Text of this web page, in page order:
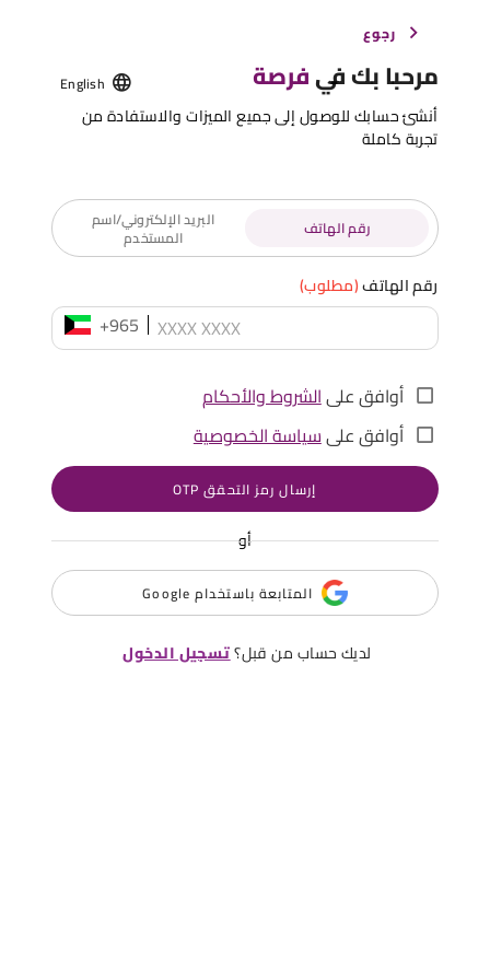
رجوع
مرحبا بك فيفرصة English
أنشئ حسابك للوصول إلى جميع الميزات والاستفادة من
تجربة كاملة
رقم الهاتف البريد الإلكتروني/اسم
المستخدم
رقم الهاتف(مطلوب)
+965
أوافق علىالشروط والأحكام
أوافق علىسياسة الخصوصية
إرسال رمز التحقق OTP
أو
المتابعة باستخدام Google
لديك حساب من قبل؟تسجيل الدخول